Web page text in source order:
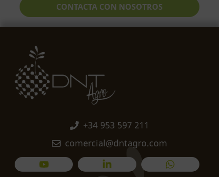
CONTACTA CON NOSOTROS
+34 953 597 211
comercial@dntagro.com